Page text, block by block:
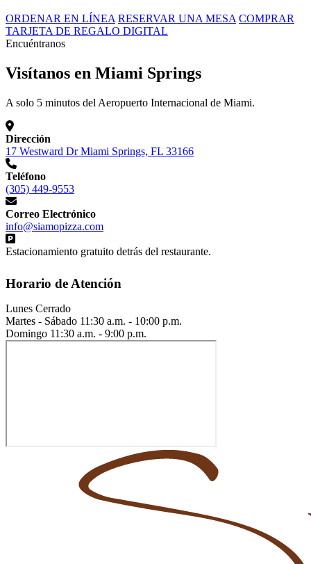
ORDENAR EN LÍNEA RESERVAR UNA MESA COMPRAR
TARJETA DE REGALO DIGITAL
Encuéntranos
Visítanos en Miami Springs
A solo 5 minutos del Aeropuerto Internacional de Miami.
Dirección
17 Westward Dr Miami Springs, FL 33166
Teléfono
(305) 449-9553
Correo Electrónico
info@siamopizza.com
Estacionamiento gratuito detrás del restaurante.
Horario de Atención
Lunes Cerrado
Martes - Sábado 11:30 a.m. - 10:00 p.m.
Domingo 11:30 a.m. - 9:00 p.m.